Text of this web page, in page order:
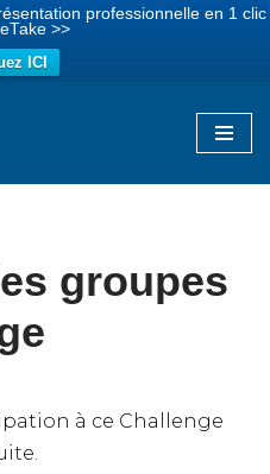
professionnelle en 1 clic
>>
ICI
groupes
à ce Challenge